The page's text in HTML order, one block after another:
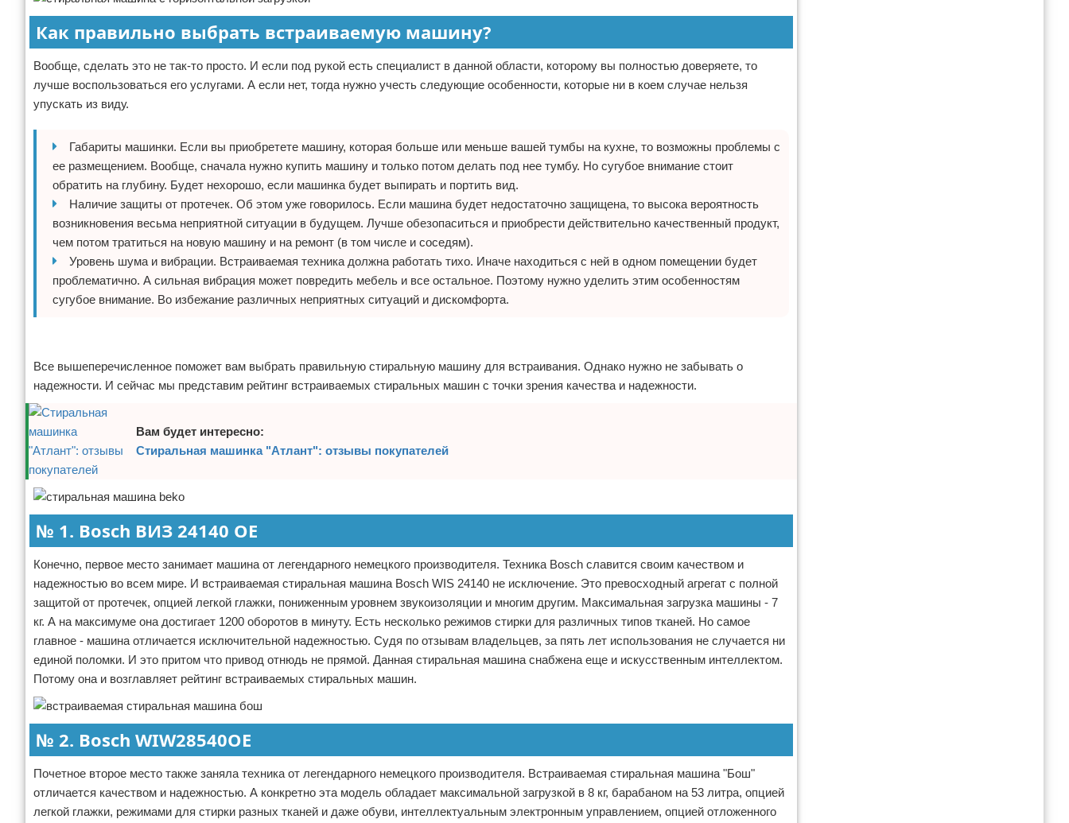
Как правильно выбрать встраиваемую машину?
Вообще, сделать это не так-то просто. И если под рукой есть специалист в данной области, которому вы полностью доверяете, то
лучше воспользоваться его услугами. А если нет, тогда нужно учесть следующие особенности, которые ни в коем случае нельзя
упускать из виду.
Габариты машинки. Если вы приобретете машину, которая больше или меньше вашей тумбы на кухне, то возможны проблемы с
ее размещением. Вообще, сначала нужно купить машину и только потом делать под нее тумбу. Но сугубое внимание стоит
обратить на глубину. Будет нехорошо, если машинка будет выпирать и портить вид.
Наличие защиты от протечек. Об этом уже говорилось. Если машина будет недостаточно защищена, то высока вероятность
возникновения весьма неприятной ситуации в будущем. Лучше обезопаситься и приобрести действительно качественный продукт,
чем потом тратиться на новую машину и на ремонт (в том числе и соседям).
Уровень шума и вибрации. Встраиваемая техника должна работать тихо. Иначе находиться с ней в одном помещении будет
проблематично. А сильная вибрация может повредить мебель и все остальное. Поэтому нужно уделить этим особенностям
сугубое внимание. Во избежание различных неприятных ситуаций и дискомфорта.
Все вышеперечисленное поможет вам выбрать правильную стиральную машину для встраивания. Однако нужно не забывать о
надежности. И сейчас мы представим рейтинг встраиваемых стиральных машин с точки зрения качества и надежности.
Вам будет интересно:
Стиральная машинка "Атлант": отзывы покупателей
№ 1. Bosch ВИЗ 24140 OE
Конечно, первое место занимает машина от легендарного немецкого производителя. Техника Bosch славится своим качеством и
надежностью во всем мире. И встраиваемая стиральная машина Bosch WIS 24140 не исключение. Это превосходный агрегат с полной
защитой от протечек, опцией легкой глажки, пониженным уровнем звукоизоляции и многим другим. Максимальная загрузка машины - 7
кг. А на максимуме она достигает 1200 оборотов в минуту. Есть несколько режимов стирки для различных типов тканей. Но самое
главное - машина отличается исключительной надежностью. Судя по отзывам владельцев, за пять лет использования не случается ни
единой поломки. И это притом что привод отнюдь не прямой. Данная стиральная машина снабжена еще и искусственным интеллектом.
Потому она и возглавляет рейтинг встраиваемых стиральных машин.
№ 2. Bosch WIW28540OE
Почетное второе место также заняла техника от легендарного немецкого производителя. Встраиваемая стиральная машина "Бош"
отличается качеством и надежностью. А конкретно эта модель обладает максимальной загрузкой в 8 кг, барабаном на 53 литра, опцией
легкой глажки, режимами для стирки разных тканей и даже обуви, интеллектуальным электронным управлением, опцией отложенного